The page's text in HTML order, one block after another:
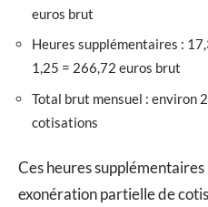
euros brut
Heures supplémentaires :
1,25 = 266,72 euros brut
Total brut mensuel : environ
cotisations
Ces heures
exonération partielle de